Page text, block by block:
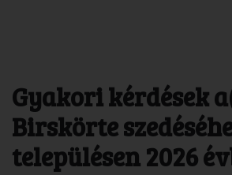
Gyakori kérdések
Birskörte
településen 2026